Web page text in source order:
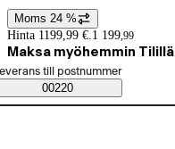
Prisinformation
Moms 24 %
Hinta 1199,99 €. 1 199,99
Maksa myöhemmin Tilillä
Saatavuustiedot
beställningssätt
till postnummer
00220